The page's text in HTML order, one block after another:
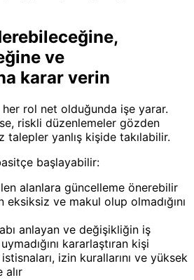
ve
karar verin
rol net olduğunda işe yarar.
riskli düzenlemeler gözden
talepler yanlış kişide takılabilir.
başlayabilir:
alanlara güncelleme önerebilir
eksiksiz ve makul olup olmadığını
anlayan ve değişikliğin iş
kararlaştıran kişi
izin kurallarını ve yüksek
alır